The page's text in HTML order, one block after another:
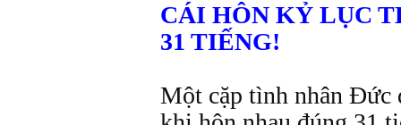
CÁI HÔN KỶ LỤC
31 TIẾNG!
Một cặp tình nhân Đức